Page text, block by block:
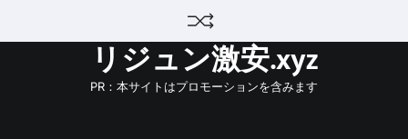
リジュン激安.xyz
PR：本サイトはプロモーションを含みます